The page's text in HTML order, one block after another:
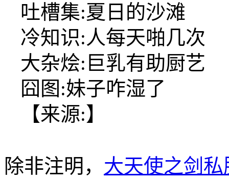
吐槽集:夏日的沙滩
冷知识:人每天啪几次
大杂烩:巨乳有助厨艺
囧图:妹子咋湿了
【来源:】
除非注明， 大天使之剑私